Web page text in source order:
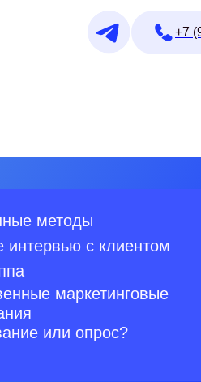
+7 (993) 992–05–20
методы
интервью с клиентом
маркетинговые
или опрос?